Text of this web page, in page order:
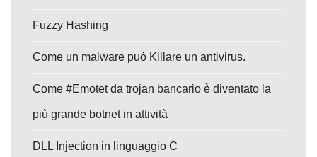
Fuzzy Hashing
Come un malware può Killare un antivirus.
Come #Emotet da trojan bancario è diventato la
più grande botnet in attività
DLL Injection in linguaggio C